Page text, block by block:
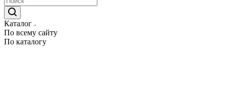
Каталог
По всему сайту
По каталогу